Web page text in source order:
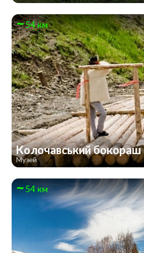
54 км
Колочавський бокораш
Музей
54 км